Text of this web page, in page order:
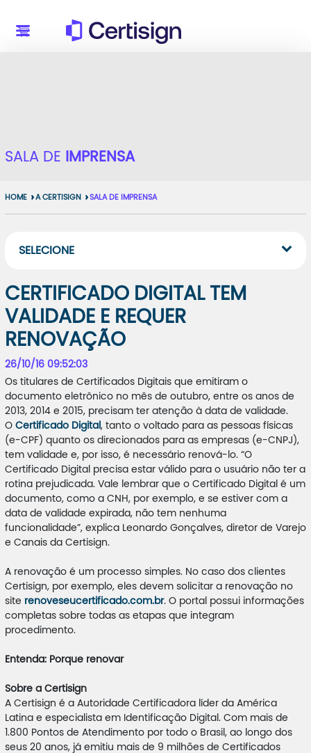
SALA DE IMPRENSA
HOME A CERTISIGN SALA DE IMPRENSA
SELECIONE
CERTIFICADO DIGITAL TEM
VALIDADE E REQUER
RENOVAÇÃO
26/10/16 09:52:03
Os titulares de Certificados Digitais que emitiram o
documento eletrônico no mês de outubro, entre os anos de
2013, 2014 e 2015, precisam ter atenção à data de validade.
O Certificado Digital , tanto o voltado para as pessoas físicas
(e-CPF) quanto os direcionados para as empresas (e-CNPJ),
tem validade e, por isso, é necessário renová-lo. “O
Certificado Digital precisa estar válido para o usuário não ter a
rotina prejudicada. Vale lembrar que o Certificado Digital é um
documento, como a CNH, por exemplo, e se estiver com a
data de validade expirada, não tem nenhuma
funcionalidade”, explica Leonardo Gonçalves, diretor de Varejo
e Canais da Certisign.
A renovação é um processo simples. No caso dos clientes
Certisign, por exemplo, eles devem solicitar a renovação no
site renoveseucertificado.com.br. O portal possui informações
completas sobre todas as etapas que integram
procedimento.
Entenda: Porque renovar
Sobre a Certisign
A Certisign é a Autoridade Certificadora líder da América
Latina e especialista em Identificação Digital. Com mais de
1.800 Pontos de Atendimento por todo o Brasil, ao longo dos
seus 20 anos, já emitiu mais de 9 milhões de Certificados